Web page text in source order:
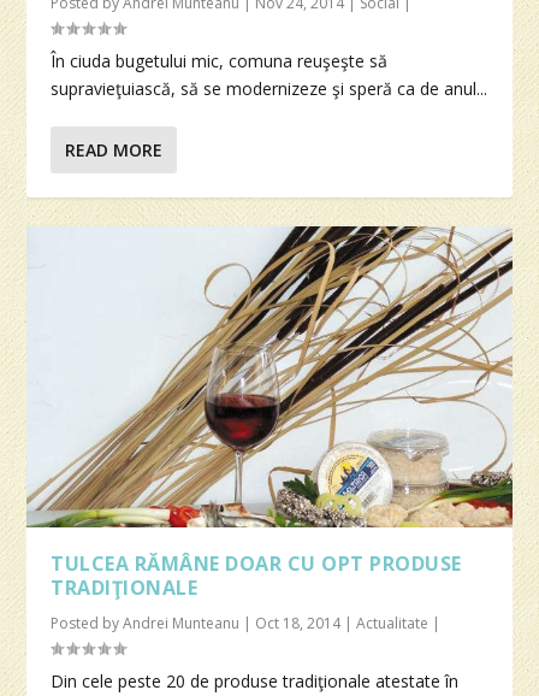
În ciuda bugetului mic, comuna reuşeşte să
supravieţuiască, să se modernizeze şi speră ca de anul...
READ MORE
TULCEA RĂMÂNE DOAR CU OPT PRODUSE
TRADIŢIONALE
Posted byAndrei Munteanu Oct 18, 2014|Actualitate
Din cele peste 20 de produse tradiţionale atestate în